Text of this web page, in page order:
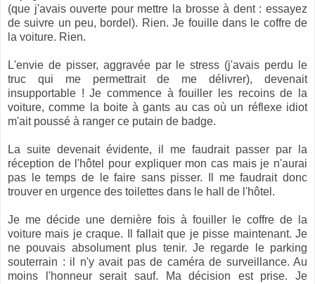
(que j'avais ouverte pour mettre la brosse à dent : essayez
de suivre un peu, bordel). Rien. Je fouille dans le coffre de
la voiture. Rien.
L'envie de pisser, aggravée par le stress (j'avais perdu le
truc qui me permettrait de me délivrer), devenait
insupportable ! Je commence à fouiller les recoins de la
voiture, comme la boite à gants au cas où un réflexe idiot
m'ait poussé à ranger ce putain de badge.
La suite devenait évidente, il me faudrait passer par la
réception de l'hôtel pour expliquer mon cas mais je n'aurai
pas le temps de le faire sans pisser. Il me faudrait donc
trouver en urgence des toilettes dans le hall de l'hôtel.
Je me décide une dernière fois à fouiller le coffre de la
voiture mais je craque. Il fallait que je pisse maintenant. Je
ne pouvais absolument plus tenir. Je regarde le parking
souterrain : il n'y avait pas de caméra de surveillance. Au
moins l'honneur serait sauf. Ma décision est prise. Je